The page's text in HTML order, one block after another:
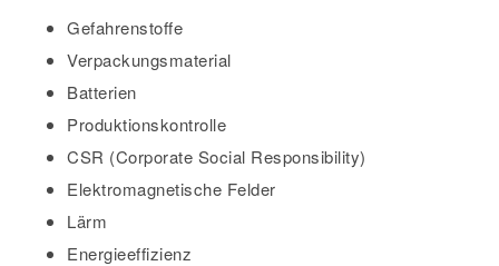
Gefahrenstoffe
Verpackungsmaterial
Batterien
Produktionskontrolle
CSR (Corporate Social Responsibility)
Elektromagnetische Felder
Lärm
Energieeffizienz